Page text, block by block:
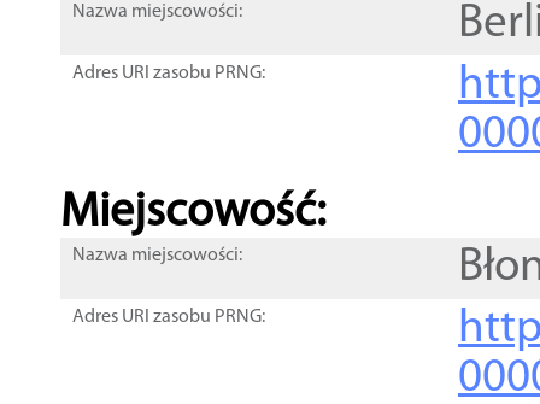
Nazwa miejscowości:
Adres URI zasobu PRNG:
Miejscowość:
Nazwa miejscowości:
Adres URI zasobu PRNG: